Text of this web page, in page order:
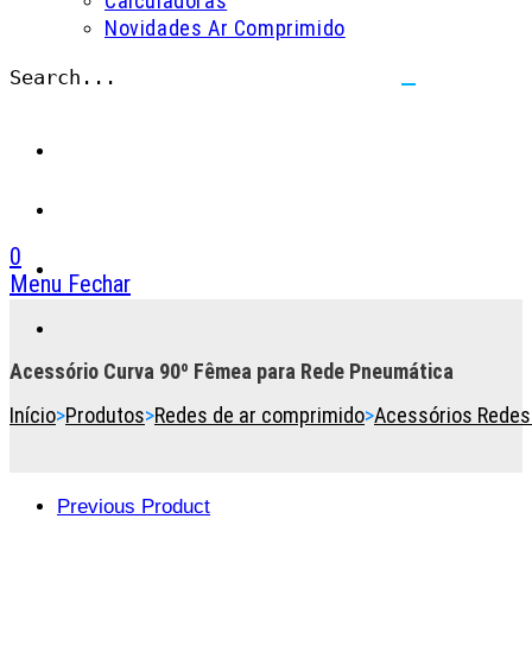
Novidades Ar Comprimido
Search...
0
Menu Fechar
button
expand
Acessório Curva 90º Fêmea para Rede Pneumática
Início>Produtos>Redes de ar comprimido>Acessórios
Previous Product